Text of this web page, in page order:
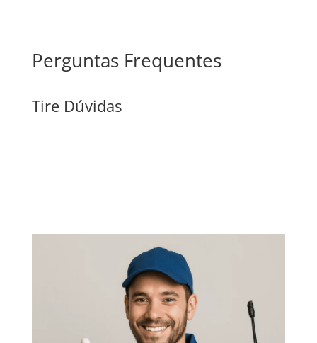
Perguntas Frequentes
Tire Dúvidas